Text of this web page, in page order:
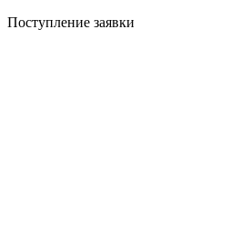
Поступление заявки